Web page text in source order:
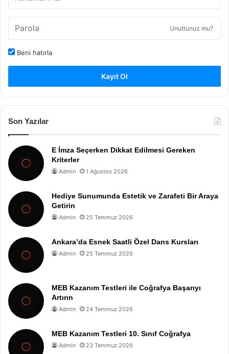
Unuttunuz mu?
Beni hatırla
Kayıt Ol
Son Yazılar
E İmza Seçerken Dikkat Edilmesi Gereken
Kriterler
Admin 1 Ağustos 2026
Hediye Sunumunda Estetik ve Zarafeti Bir Araya
Getirin
Admin 25 Temmuz 2026
Ankara’da Esnek Saatli Özel Dans Kursları
Admin 25 Temmuz 2026
MEB Kazanım Testleri ile Coğrafya Başarıyı
Artırın
Admin 24 Temmuz 2026
MEB Kazanım Testleri 10. Sınıf Coğrafya
Admin 23 Temmuz 2026